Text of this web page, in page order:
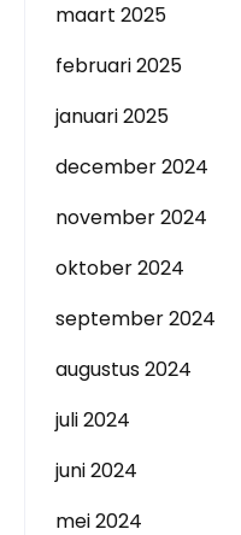
maart 2025
februari 2025
januari 2025
december 2024
november 2024
oktober 2024
september 2024
augustus 2024
juli 2024
juni 2024
mei 2024